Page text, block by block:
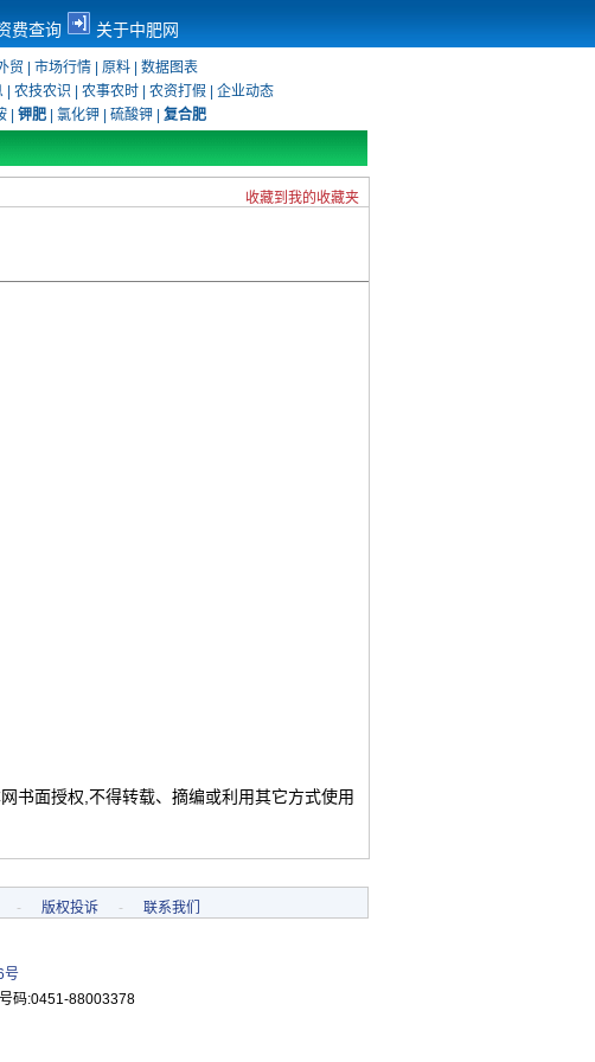
费查询 关于中肥网
贸 市场行情| 原料| 数据图表
农技农识 农事农时 农资打假
企业动态
钾肥 氯化钾 硫酸钾
复合肥
收藏到我的收藏夹
书面授权,不得转载、摘编或利用其它方式使用
- 版权投诉 - 联系我们
号
码:0451-88003378